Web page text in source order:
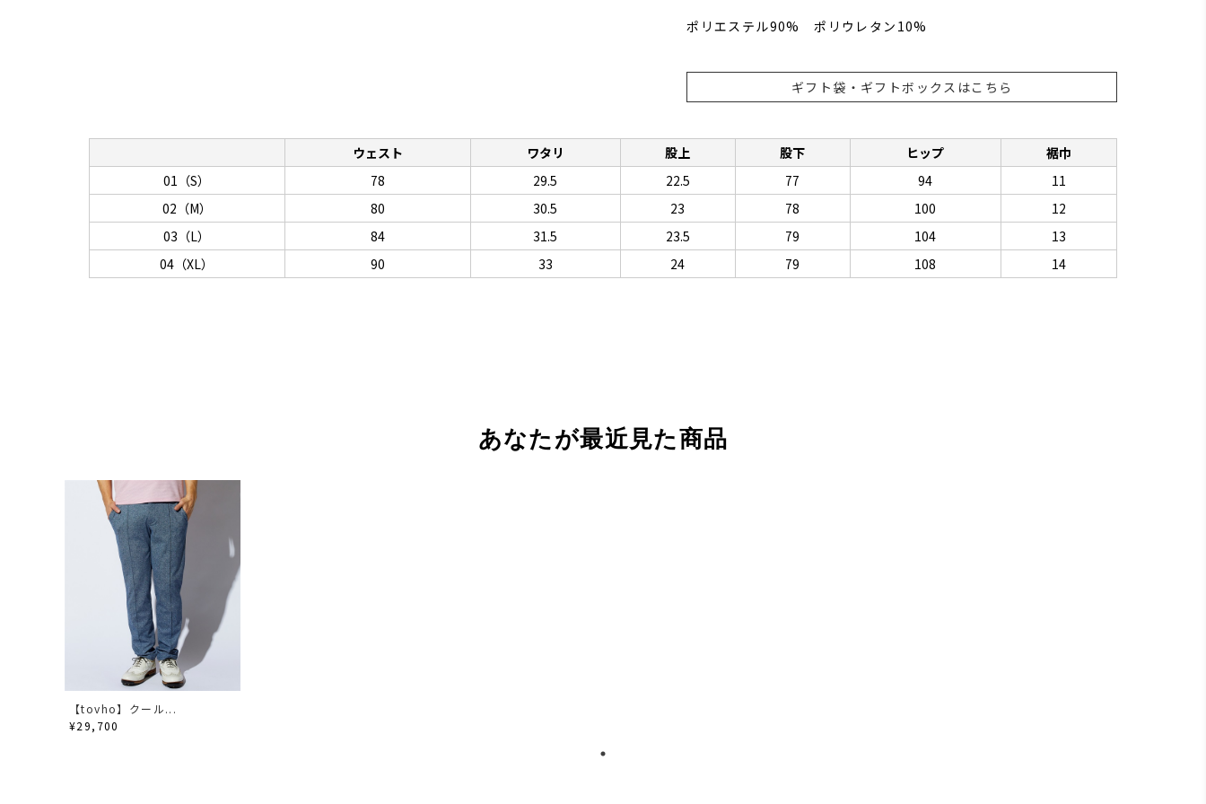
ポリエステル90% ポリウレタン10%
ギフト袋・ギフトボックスはこちら
ウェスト ワタリ 股上 股下 ヒップ
裾巾
01（S）
78 29.5 22.5 77 94
11
02（M）
80 30.5 23 78 100
12
03（L）
84 31.5 23.5 79 104
13
04（XL）
90 33 24 79 108 14
あなたが最近見た商品
【tovho】クール...
¥29,700